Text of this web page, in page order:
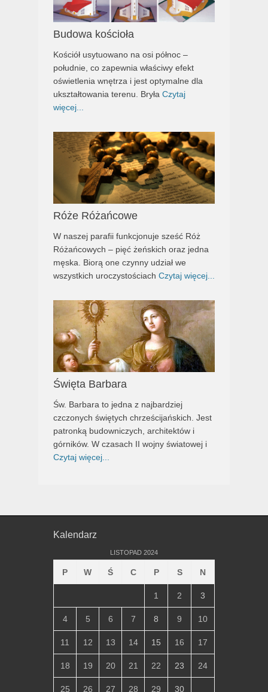
Budowa kościoła
Kościół usytuowano na osi północ –
południe, co zapewnia właściwy efekt
oświetlenia wnętrza i jest optymalne dla
ukształtowania terenu. Bryła Czytaj
więcej...
Róże Różańcowe
W naszej parafii funkcjonuje sześć Róż
Różańcowych – pięć żeńskich oraz jedna
męska. Biorą one czynny udział we
wszystkich uroczystościach Czytaj więcej...
Święta Barbara
Św. Barbara to jedna z najbardziej
czczonych świętych chrześcijańskich. Jest
patronką budowniczych, architektów i
górników. W czasach II wojny światowej i
Czytaj więcej...
Kalendarz
LISTOPAD 2024
P W Ś C P S N
1 2 3
4 5 6 7 8 9 10
11 12 13 14 15 16 17
18 19 20 21 22 23 24
25 26 27 28 29 30